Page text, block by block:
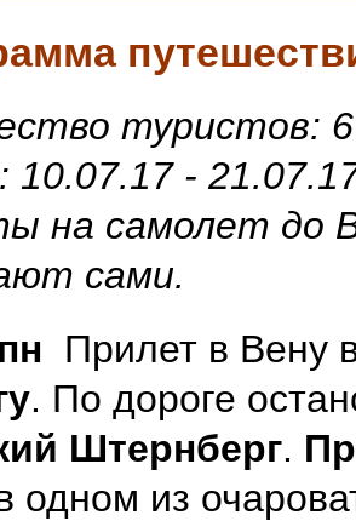
туристов: 6
10.07.17 -
на самолет до
сами.
Прилет в Вену
. По дороге
Штернберг.
одном из